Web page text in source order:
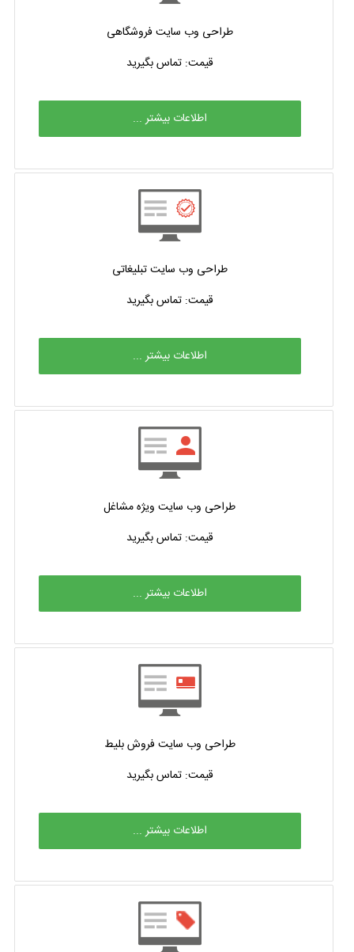
طراحی وب سایت فروشگاهی
قیمت: تماس بگیرید
اطلاعات بیشتر ...
طراحی وب سایت تبلیغاتی
قیمت: تماس بگیرید
اطلاعات بیشتر ...
طراحی وب سایت ویژه مشاغل
قیمت: تماس بگیرید
اطلاعات بیشتر ...
طراحی وب سایت فروش بلیط
قیمت: تماس بگیرید
اطلاعات بیشتر ...